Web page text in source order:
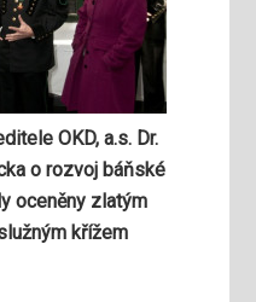
OKD, a.s. Dr.
o rozvoj báňské
oceněny zlatým
křížem